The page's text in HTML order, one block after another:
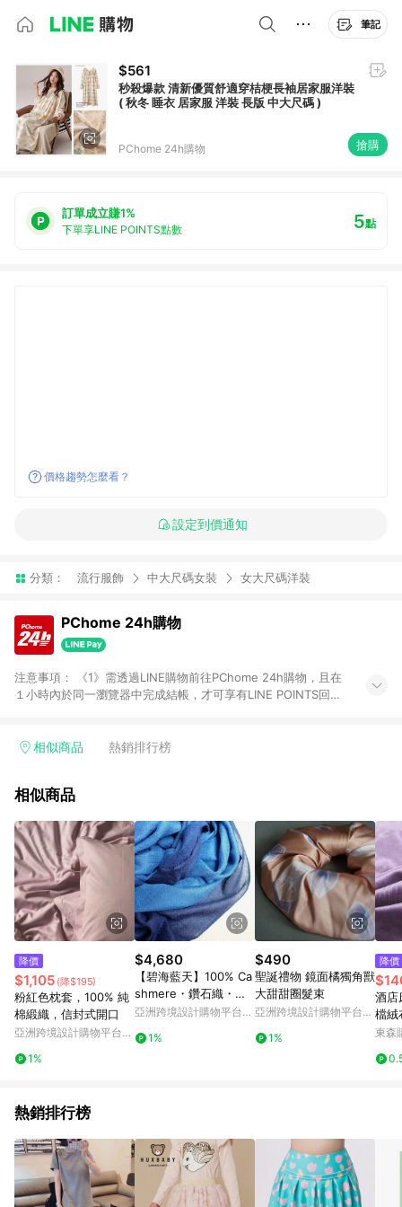
筆記
$561
秒殺爆款 清新優質舒適穿桔梗長袖居家服洋裝
( 秋冬 睡衣 居家服 洋裝 長版 中大尺碼 )
PChome 24h購物 搶購
訂單成立賺1%
下單享LINE POINTS點數 5點
價格趨勢怎麼看？
設定到價通知
分類： 流行服飾 中大尺碼女裝 女大尺碼洋裝
PChome 24h購物
注意事項： 《1》需透過LINE購物前往PChome 24h購物，且在
１小時內於同一瀏覽器中完成結帳，才可享有LINE POINTS回饋
在點數回饋範圍內。 《3》如取消訂單、退貨、購物中登出
品、票券、訂閱方案、PChome儲值商品、企業專區/企業採購、
值點數、點數/禮物卡 [2025/2/16起適用] - 票券全品項
[2026/6/2起適用] 《5》回饋點數的計算將會排除【訂單活動折
扣 (含折價券折扣)】、【P幣扣抵】、【現金積點扣抵】及【訂單
運費】等金額。 《6》符合LINE POINTS回饋資格之訂單將於商
家訂單頁面標示「LINE回饋」，若無此標示則 不符合回饋LINE
POINTS點數資格亦不得使用點數紅包 。 《7》LINE購物設有
「單一商品最高回饋點數」機制 (特殊活動時開放「回饋無上
限」)，以同一訂單中同一商品不論件數計算，並依訂單成立時間
當下LINE購物所設定的回饋機制為準。 《8》LINE購物為購物資
訊整合性平台，商品資料更新會有時間差，如顯示之商品規格、
顏色、價位、贈品與PChome 24h購物銷售網頁不符，以銷售網
頁標示為準！
相似商品 熱銷排行榜
相似商品
降價
$1,105 (降$195)
粉紅色枕套，100% 純
棉緞織，信封式開口
亞洲跨境設計購物平台
1%
$4,680
【碧海藍天】100% Ca
shmere・鑽石織・手
染漸層・精品級羊絨披
亞洲跨境設計購物平台
1%
$490
聖誕禮物 鏡面橘獨角獸
大甜甜圈髮束
亞洲跨境設計購物平台
1%
降價
酒店
檔絨
館床
東森
熱銷排行榜